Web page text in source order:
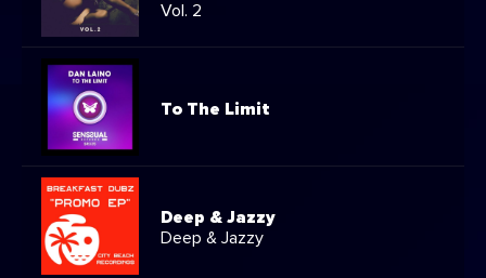
Vol. 2
To The Limit
Deep & Jazzy
Deep & Jazzy